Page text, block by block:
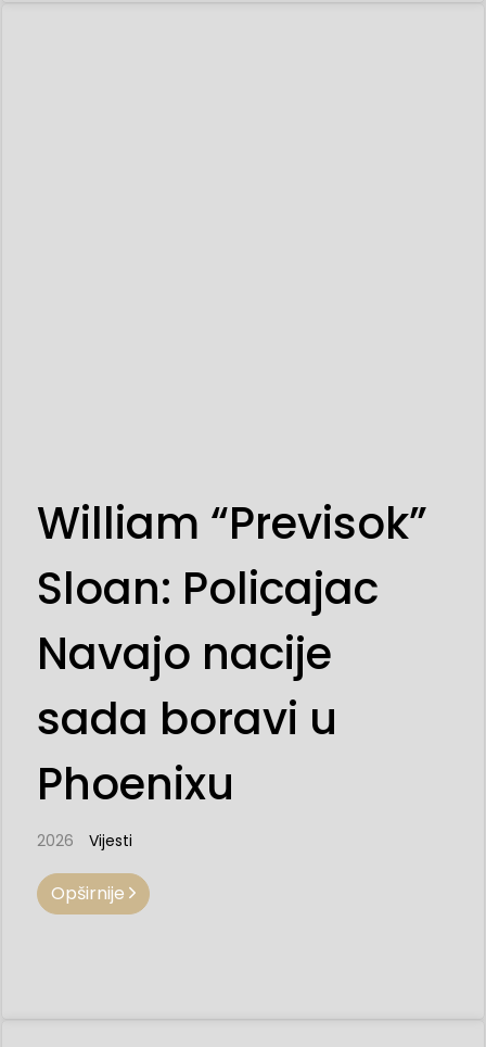
William “Previsok”
Sloan: Policajac
Navajo nacije
sada boravi u
Phoenixu
2026 Vijesti
Opširnije